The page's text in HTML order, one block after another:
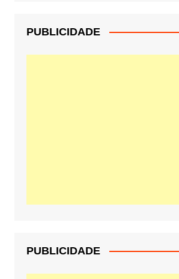
PUBLICIDADE
PUBLICIDADE